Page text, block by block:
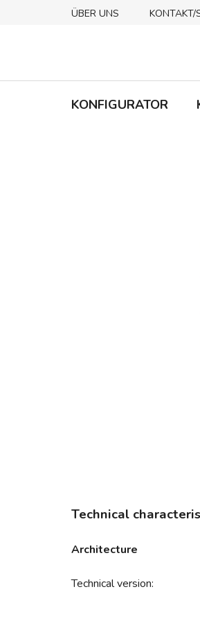
ÜBER UNS KONTAKT/
KONFIGURATOR
Technical
Architecture
Technical version: